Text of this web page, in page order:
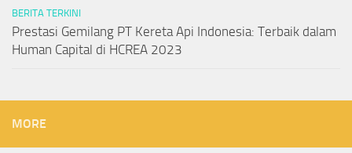
BERITA TERKINI
Prestasi Gemilang PT Kereta Api Indonesia: Terbaik dalam
Human Capital di HCREA 2023
MORE